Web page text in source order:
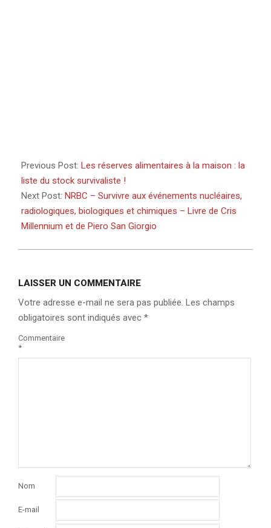
Previous Post: Les réserves alimentaires à la maison : la
liste du stock survivaliste !
Next Post: NRBC – Survivre aux événements nucléaires,
radiologiques, biologiques et chimiques – Livre de Cris
Millennium et de Piero San Giorgio
LAISSER UN COMMENTAIRE
Votre adresse e-mail ne sera pas publiée. Les champs
obligatoires sont indiqués avec *
Commentaire
*
Nom
E-mail